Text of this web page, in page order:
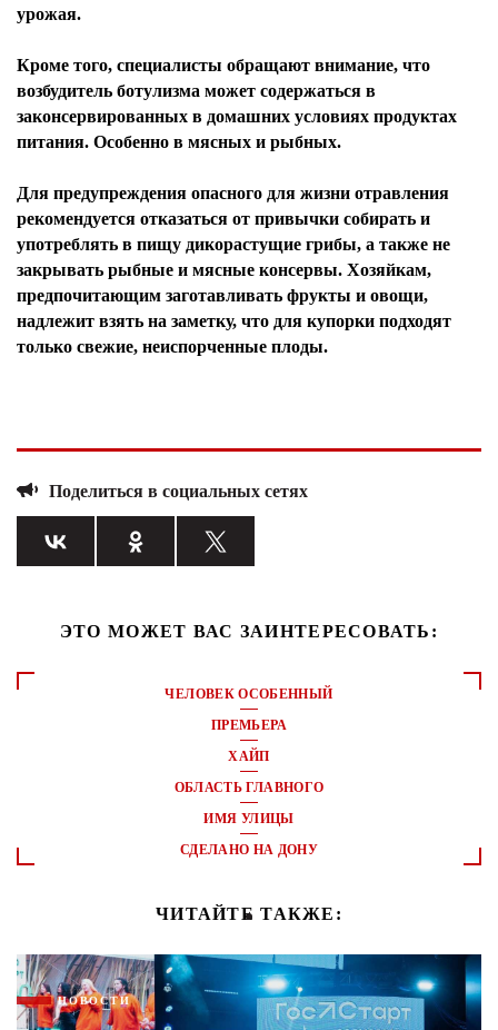
урожая.
Кроме того, специалисты обращают внимание, что
возбудитель ботулизма может содержаться в
законсервированных в домашних условиях продуктах
питания. Особенно в мясных и рыбных.
Для предупреждения опасного для жизни отравления
рекомендуется отказаться от привычки собирать и
употреблять в пищу дикорастущие грибы, а также не
закрывать рыбные и мясные консервы. Хозяйкам,
предпочитающим заготавливать фрукты и овощи,
надлежит взять на заметку, что для купорки подходят
только свежие, неиспорченные плоды.
Поделиться в социальных сетях
ЭТО МОЖЕТ ВАС ЗАИНТЕРЕСОВАТЬ:
ЧЕЛОВЕК ОСОБЕННЫЙ
ПРЕМЬЕРА
ХАЙП
ОБЛАСТЬ ГЛАВНОГО
ИМЯ УЛИЦЫ
СДЕЛАНО НА ДОНУ
ЧИТАЙТЕ ТАКЖЕ:
НОВОСТИ